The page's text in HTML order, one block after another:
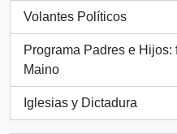
Volantes Políticos
, 1034 results
Programa Padres e Hijos:
Maino
, 465 results
Iglesias y Dictadura
, 156 results